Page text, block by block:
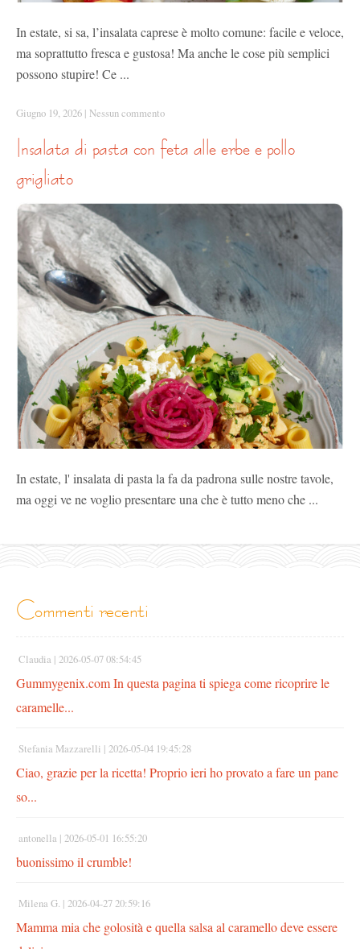
In estate, si sa, l’insalata caprese è molto comune: facile e veloce,
ma soprattutto fresca e gustosa! Ma anche le cose più semplici
possono stupire! Ce ...
Giugno 19, 2026 | Nessun commento
grigliato
In estate, l' insalata di pasta la fa da padrona sulle nostre tavole,
ma oggi ve ne voglio presentare una che è tutto meno che ...
commenti recenti
Claudia | 2026-05-07 08:54:45
Gummygenix.com In questa pagina ti spiega come ricoprire le
caramelle...
Stefania Mazzarelli | 2026-05-04 19:45:28
Ciao, grazie per la ricetta! Proprio ieri ho provato a fare un pane
so...
antonella | 2026-05-01 16:55:20
buonissimo il crumble!
Milena G. | 2026-04-27 20:59:16
Mamma mia che golosità e quella salsa al caramello deve essere